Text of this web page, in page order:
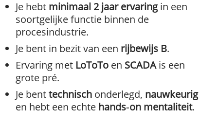
Je hebt minimaal 2 jaar ervaringin een
soortgelijke functie binnen de
procesindustrie.
Je bent in bezit van een rijbewijs B.
Ervaring met LoToTo en SCADAis een
grote pré.
Je benttechnisch onderlegd, nauwkeurig
en hebt een echte hands‑on mentaliteit.